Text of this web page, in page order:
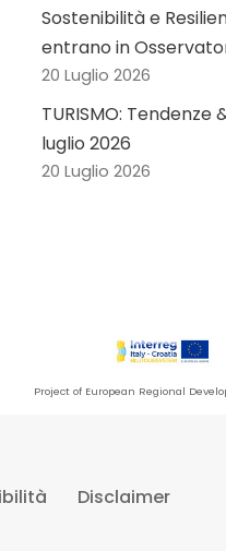
Sostenibilità e
entrano in
20 Luglio 2026
TURISMO:
luglio 2026
20 Luglio 2026
Project of European Regional
Disclaimer